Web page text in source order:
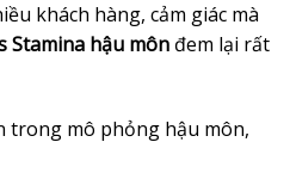
khách hàng, cảm giác mà
Stamina hậu môn đem lại rất
trong mô phỏng hậu môn,